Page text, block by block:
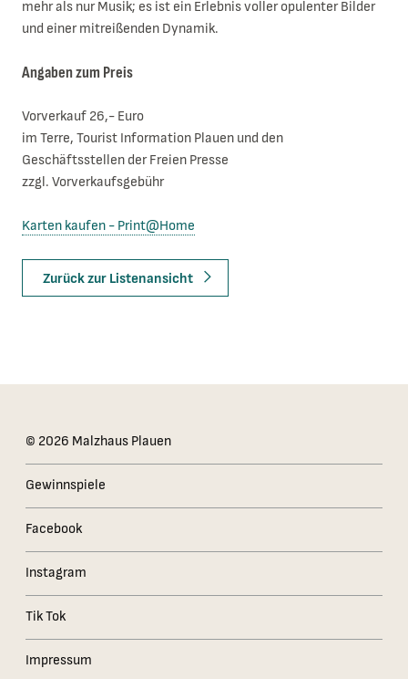
mehr als nur Musik; es ist ein Erlebnis voller opulenter Bilder
und einer mitreißenden Dynamik.
Angaben zum Preis
Vorverkauf 26,- Euro
im Terre, Tourist Information Plauen und den
Geschäftsstellen der Freien Presse
zzgl. Vorverkaufsgebühr
Karten kaufen - Print@Home
Zurück zur Listenansicht
Das Kleingedruckte
© 2026 Malzhaus Plauen
Gewinnspiele
Facebook
Instagram
Tik Tok
Impressum